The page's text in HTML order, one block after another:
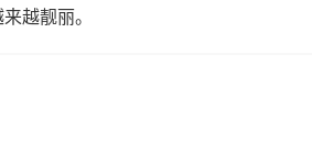
越靓丽。